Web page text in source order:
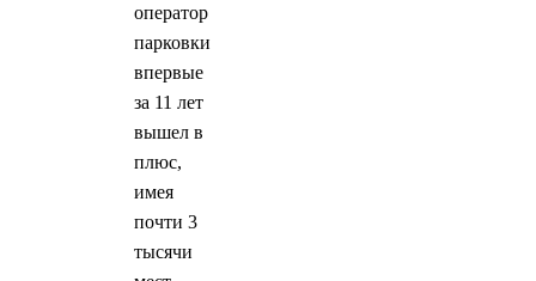
оператор
парковки
впервые
за 11 лет
вышел в
плюс,
имея
почти 3
тысячи